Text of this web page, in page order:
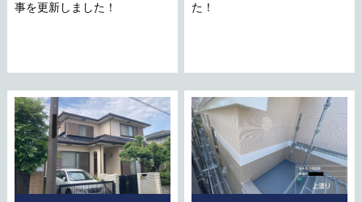
事を更新しました！
た！